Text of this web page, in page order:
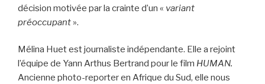
décision motivée par la crainte d’un « variant
préoccupant ».
Mélina Huet est journaliste indépendante. Elle a rejoint
l’équipe de Yann Arthus Bertrand pour le film HUMAN.
Ancienne photo-reporter en Afrique du Sud, elle nous